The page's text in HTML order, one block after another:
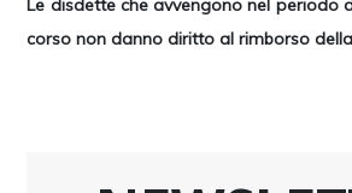
Le disdette che avvengono nel periodo
corso non danno diritto al rimborso